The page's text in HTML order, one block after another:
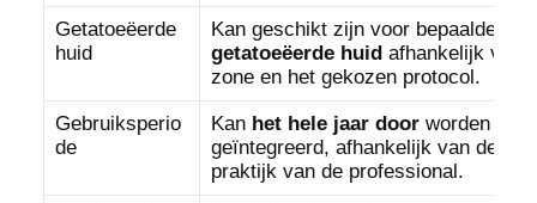
Getatoeëerde
huid
Kan geschikt zijn voor bepaalde
getatoeëerde huid afhankelijk van
zone en het gekozen protocol.
Gebruiksperio
de
Kan het hele jaar door worden
geïntegreerd, afhankelijk van de
praktijk van de professional.